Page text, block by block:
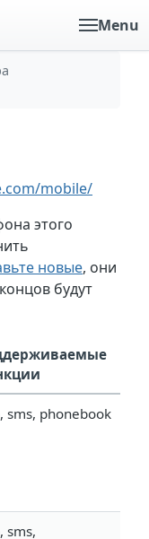
Menu
mobile/
этого
новые, они
будут
sms, phonebook
sms,